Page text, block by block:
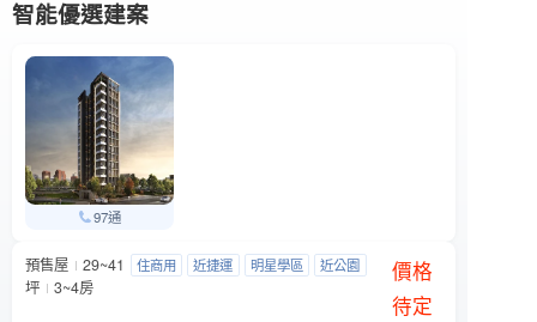
智能優選建案
97通
友座大學之道
文山區 羅斯福路五段90號附近
預售屋
29~41
坪
3~4房
住商用 近捷運 明星學區 近公園
價格
待定